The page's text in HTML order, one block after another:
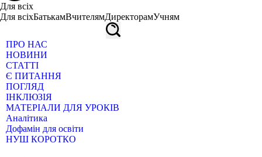
Для всіх
Для всіхБатькамВчителямДиректорамУчням
ПРО НАС
НОВИНИ
СТАТТІ
Є ПИТАННЯ
ПОГЛЯД
ІНКЛЮЗІЯ
МАТЕРІАЛИ ДЛЯ УРОКІВ
Аналітика
Дофамін для освіти
НУШ КОРОТКО